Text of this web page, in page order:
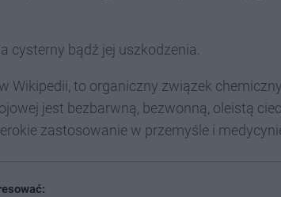
cysterny bądź jej uszkodzenia.
Wikipedii, to organiczny związek
jest bezbarwną, bezwonną, oleistą
zastosowanie w przemyśle i